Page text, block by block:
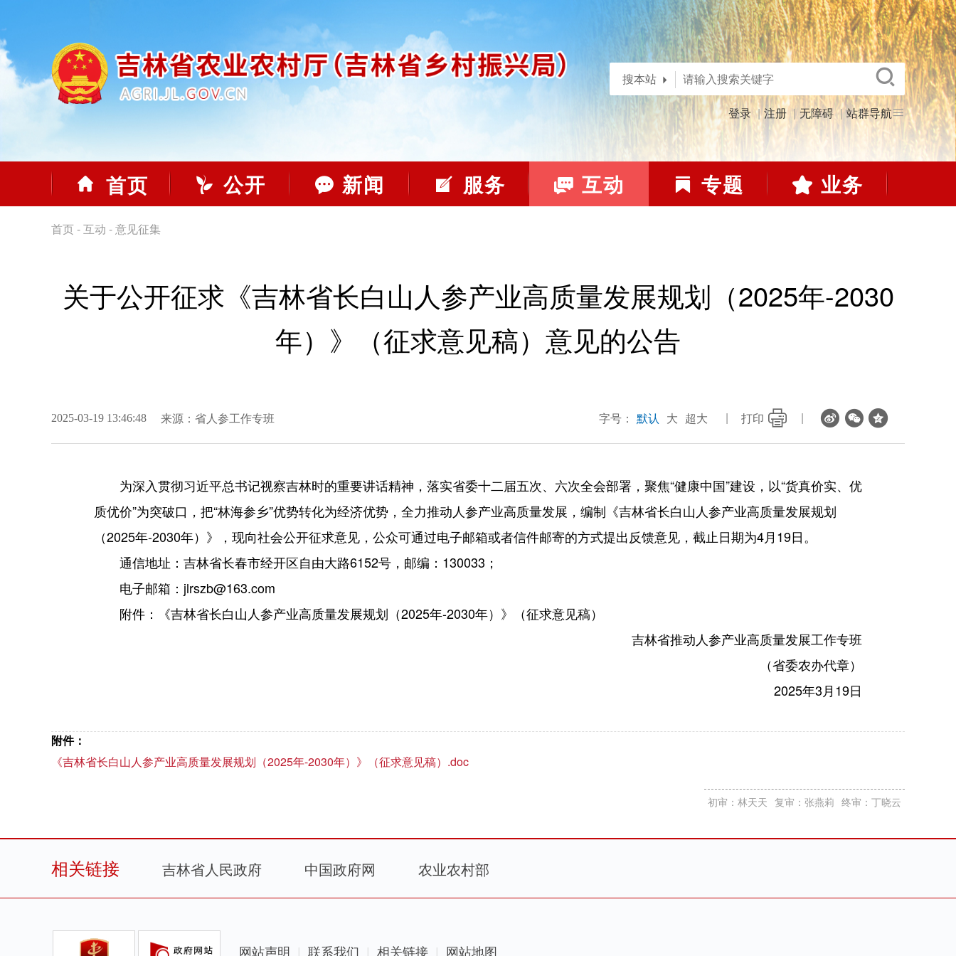
搜本站
登录 注册 无障碍 站群导航
首页 公开 新闻 服务 互动 专题 业务
首页-互动 -意见征集
关于公开征求《吉林省长白山人参产业高质量发展规划（2025年-2030
年）》（征求意见稿）意见的公告
2025-03-19 13:46:48 来源： 省人参工作专班 字号： 默认 大 超大 打印
为深入贯彻习近平总书记视察吉林时的重要讲话精神，落实省委十二届五次、六次全会部署，聚焦“健康中国”建设，以“货真价实、优
质优价”为突破口，把“林海参乡”优势转化为经济优势，全力推动人参产业高质量发展，编制《吉林省长白山人参产业高质量发展规划
（2025年-2030年）》，现向社会公开征求意见，公众可通过电子邮箱或者信件邮寄的方式提出反馈意见，截止日期为4月19日。
通信地址：吉林省长春市经开区自由大路6152号，邮编：130033；
电子邮箱：jlrszb@163.com
附件：《吉林省长白山人参产业高质量发展规划（2025年-2030年）》（征求意见稿）
吉林省推动人参产业高质量发展工作专班
（省委农办代章）
2025年3月19日
附件：
《吉林省长白山人参产业高质量发展规划（2025年-2030年）》（征求意见稿）.doc
初审：林天天 复审：张燕莉 终审：丁晓云
相关链接 吉林省人民政府 中国政府网 农业农村部
网站声明 联系我们 相关链接 网站地图